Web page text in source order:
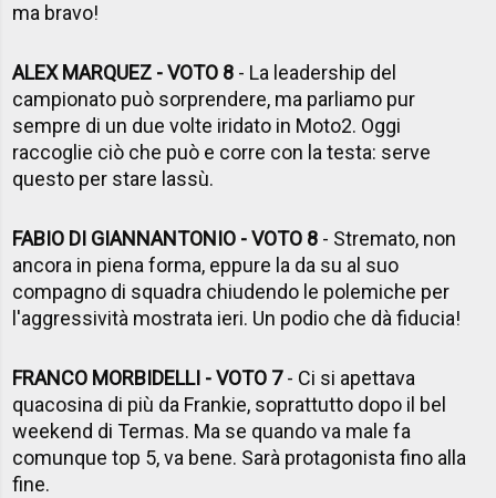
ma bravo!
ALEX MARQUEZ - VOTO 8 - La leadership del
campionato può sorprendere, ma parliamo pur
sempre di un due volte iridato in Moto2. Oggi
raccoglie ciò che può e corre con la testa: serve
questo per stare lassù.
FABIO DI GIANNANTONIO - VOTO 8 - Stremato, non
ancora in piena forma, eppure la da su al suo
compagno di squadra chiudendo le polemiche per
l'aggressività mostrata ieri. Un podio che dà fiducia!
FRANCO MORBIDELLI - VOTO 7- Ci si apettava
quacosina di più da Frankie, soprattutto dopo il bel
weekend di Termas. Ma se quando va male fa
comunque top 5, va bene. Sarà protagonista fino alla
fine.